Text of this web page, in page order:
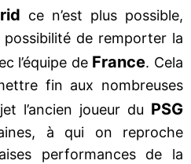
ce n’est plus possible,
possibilité de remporter la
l’équipe de France. Cela
fin aux nombreuses
l’ancien joueur du PSG
à qui on reproche
performances de la